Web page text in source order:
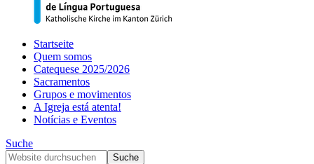
Startseite
Quem somos
Catequese 2025/2026
Sacramentos
Grupos e movimentos
A Igreja está atenta!
Notícias e Eventos
Suche